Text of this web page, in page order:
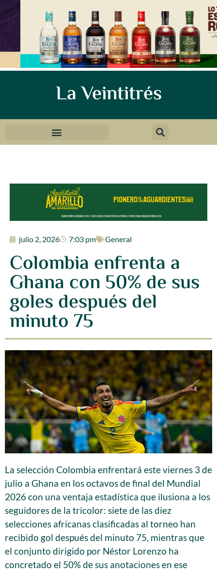
La Veintitrés
julio 2, 2026 7:03 pm General
Colombia enfrenta a
Ghana con 50% de sus
goles después del
minuto 75
La selección Colombia enfrentará este viernes 3 de
julio a Ghana en los octavos de final del Mundial
2026 con una ventaja estadística que ilusiona a los
seguidores de la tricolor: siete de las diez
selecciones africanas clasificadas al torneo han
recibido gol después del minuto 75, mientras que
el conjunto dirigido por Néstor Lorenzo ha
concretado el 50% de sus anotaciones en ese